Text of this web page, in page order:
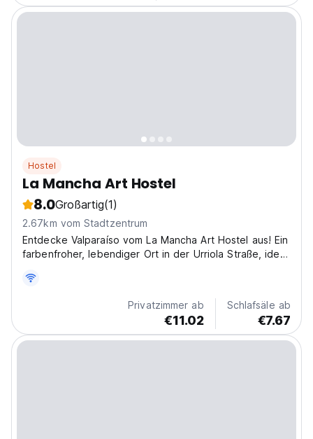
Hostel
La Mancha Art Hostel
8.0Großartig(1)
2.67km vom Stadtzentrum
Entdecke Valparaíso vom La Mancha Art Hostel aus! Ein
farbenfroher, lebendiger Ort in der Urriola Straße, ideal
besten Kunsthostels! (Auto-translated from original
Privatzimmer ab
€11.02
Schlafsäle ab
€7.67